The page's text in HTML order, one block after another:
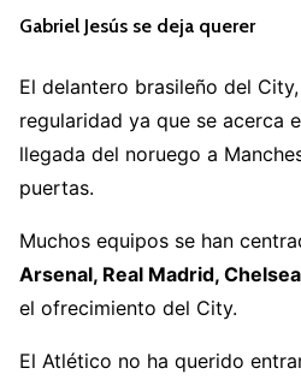
Gabriel Jesús se deja querer
El delantero brasileño del
regularidad ya que se acerca
llegada del noruego a
puertas.
Muchos equipos se han
Arsenal, Real Madrid,
el ofrecimiento del City.
El Atlético no ha querido